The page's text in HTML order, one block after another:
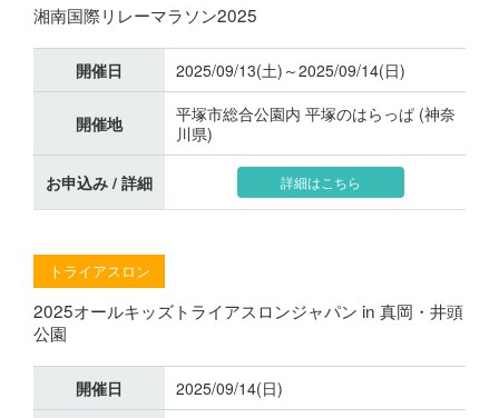
湘南国際リレーマラソン2025
開催日 2025/09/13(土)～2025/09/14(日)
開催地
平塚市総合公園内 平塚のはらっぱ (神奈
川県)
お申込み / 詳細 詳細はこちら
トライアスロン
2025オールキッズトライアスロンジャパン in 真岡・井頭
公園
開催日 2025/09/14(日)